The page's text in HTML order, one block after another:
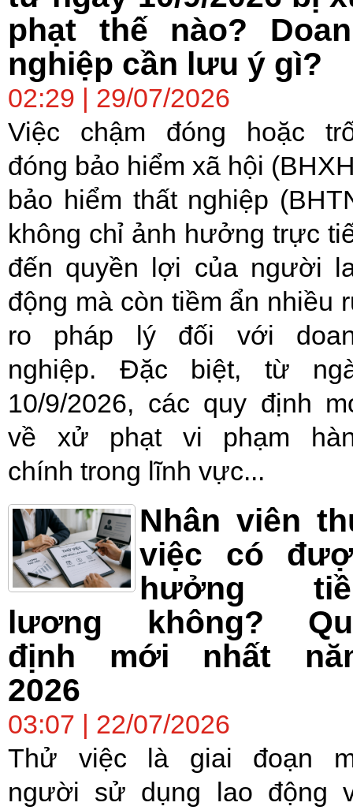
phạt thế nào?
nghiệp cần lưu ý gì?
02:29 | 29/07/2026
Việc chậm đóng hoặc
đóng bảo hiểm xã hội
bảo hiểm thất nghiệp
không chỉ ảnh hưởng trực
đến quyền lợi của người
động mà còn tiềm ẩn nhiều
ro pháp lý đối với
nghiệp. Đặc biệt, từ
10/9/2026, các quy định
về xử phạt vi phạm
chính trong lĩnh vực...
Nhân viên
việc có
hưởng
lương không?
định mới nhất
2026
03:07 | 22/07/2026
Thử việc là giai đoạn
người sử dụng lao động